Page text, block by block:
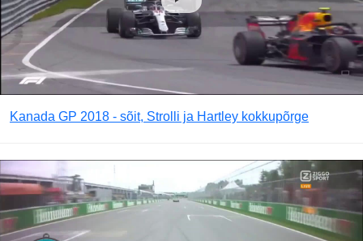
Kanada GP 2018 - sõit, Strolli ja Hartley kokkupõrge